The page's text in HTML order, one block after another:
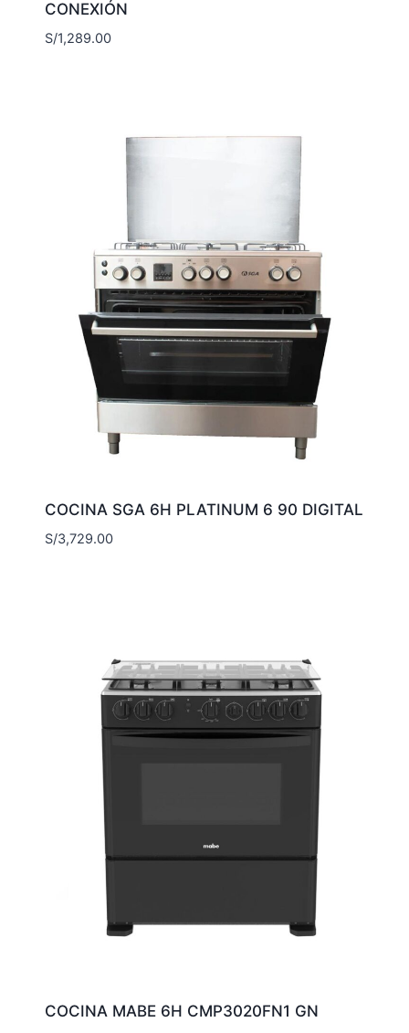
CONEXIÓN
S/1,289.00
COCINA SGA 6H PLATINUM 6 90 DIGITAL
S/3,729.00
COCINA MABE 6H CMP3020FN1 GN